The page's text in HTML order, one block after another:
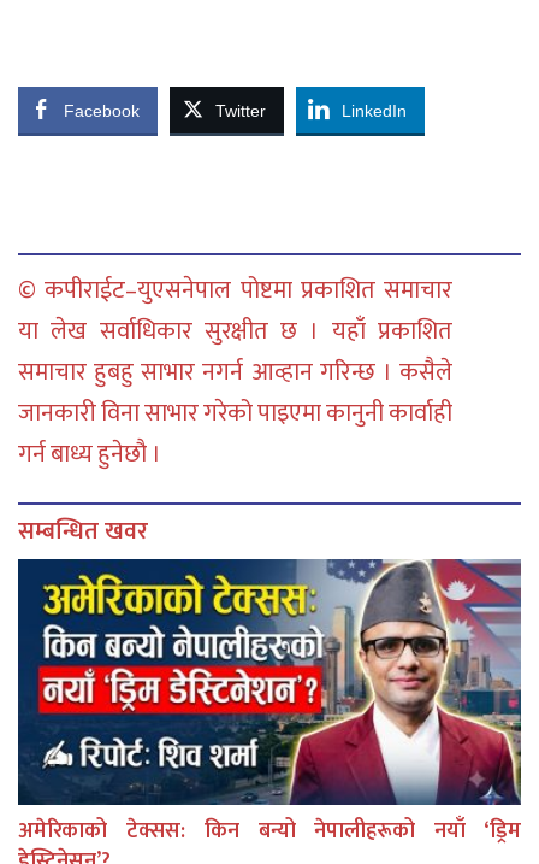
Facebook Twitter LinkedIn
© कपीराईट–युएसनेपाल पोष्टमा प्रकाशित समाचार
या लेख सर्वाधिकार सुरक्षीत छ । यहाँ प्रकाशित
समाचार हुबहु साभार नगर्न आव्हान गरिन्छ । कसैले
जानकारी विना साभार गरेको पाइएमा कानुनी कार्वाही
गर्न बाध्य हुनेछौ ।
सम्बन्धित खवर
अमेरिकाको टेक्सस: किन बन्यो नेपालीहरूको नयाँ ‘ड्रिम